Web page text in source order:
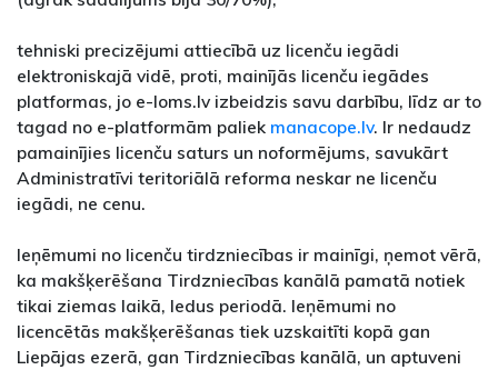
tehniski precizējumi attiecībā uz licenču iegādi
elektroniskajā vidē, proti, mainījās licenču iegādes
platformas, jo e-loms.lv izbeidzis savu darbību, līdz ar to
tagad no e-platformām paliek manacope.lv. Ir nedaudz
pamainījies licenču saturs un noformējums, savukārt
Administratīvi teritoriālā reforma neskar ne licenču
iegādi, ne cenu.
Ieņēmumi no licenču tirdzniecības ir mainīgi, ņemot vērā,
ka makšķerēšana Tirdzniecības kanālā pamatā notiek
tikai ziemas laikā, ledus periodā. Ieņēmumi no
licencētās makšķerēšanas tiek uzskaitīti kopā gan
Liepājas ezerā, gan Tirdzniecības kanālā, un aptuveni